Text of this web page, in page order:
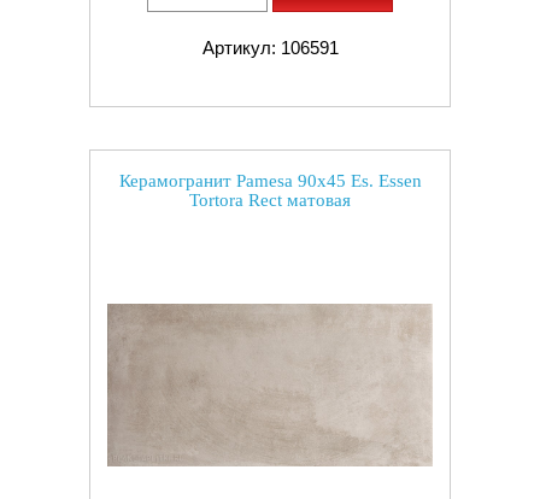
Артикул: 106591
Керамогранит Pamesa 90x45 Es. Essen
Tortora Rect матовая